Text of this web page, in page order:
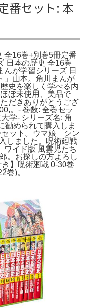
番セット: 本
全16巻+別巻5冊定番
日本の歴史 全16巻
んが学習シリーズ 日
」山本。角川まんが
史を楽しく学べる内
ぼ未使用、美品で
だきありがとうござ
。- 巻数: 全巻セッ
学- シリーズ名: 角
勧められて購入しま
セット。ウマ娘 シン
しました。呪術廻戦
ワイド版 風雲児たち
。お探しの方よろし
】呪術廻戦 0-30巻
巻)。